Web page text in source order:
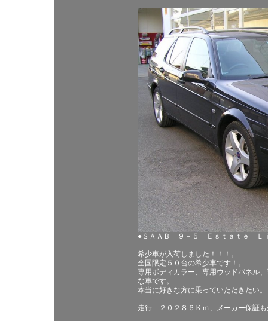
●ＳＡＡＢ ９－５ Ｅｓｔａｔｅ Ｌｉ
希少車が入荷しました！！！。
全国限定５０台の希少車です！。
専用ボディカラー、専用ウッドパネル
な車です。
本当に好きな方に乗っていただきたい。
走行 ２０２８６Ｋｍ、メーカー保証も